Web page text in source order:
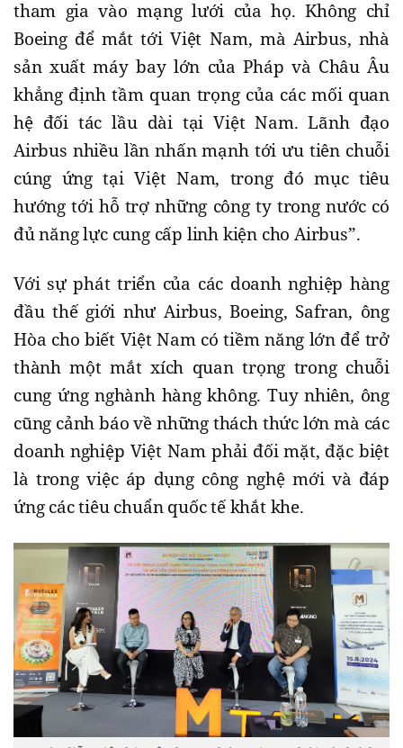
tham gia vào mạng lưới của họ. Không chỉ
Boeing để mắt tới Việt Nam, mà Airbus, nhà
sản xuất máy bay lớn của Pháp và Châu Âu
khẳng định tầm quan trọng của các mối quan
hệ đối tác lầu dài tại Việt Nam. Lãnh đạo
Airbus nhiều lần nhấn mạnh tới ưu tiên chuỗi
cúng ứng tại Việt Nam, trong đó mục tiêu
hướng tới hỗ trợ những công ty trong nước có
đủ năng lực cung cấp linh kiện cho Airbus”.
Với sự phát triển của các doanh nghiệp hàng
đầu thế giới như Airbus, Boeing, Safran, ông
Hòa cho biết Việt Nam có tiềm năng lớn để trở
thành một mắt xích quan trọng trong chuỗi
cung ứng nghành hàng không. Tuy nhiên, ông
cũng cảnh báo về những thách thức lớn mà các
doanh nghiệp Việt Nam phải đối mặt, đặc biệt
là trong việc áp dụng công nghệ mới và đáp
ứng các tiêu chuẩn quốc tế khắt khe.